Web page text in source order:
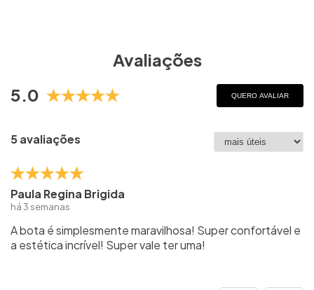
Avaliações
5.0
QUERO AVALIAR
5 avaliações
Paula Regina Brigida
há 3 semanas
A bota é simplesmente maravilhosa! Super confortável e
a estética incrível! Super vale ter uma!